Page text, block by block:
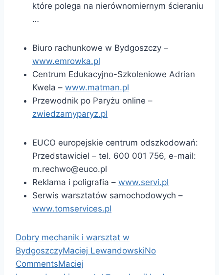
które polega na nierównomiernym ścieraniu
…
Biuro rachunkowe w Bydgoszczy –
www.emrowka.pl
Centrum Edukacyjno-Szkoleniowe Adrian
Kwela – www.matman.pl
Przewodnik po Paryżu online –
zwiedzamyparyz.pl
EUCO europejskie centrum odszkodowań:
Przedstawiciel – tel. 600 001 756, e-mail:
m.rechwo@euco.pl
Reklama i poligrafia – www.servi.pl
Serwis warsztatów samochodowych –
www.tomservices.pl
Dobry mechanik i warsztat w
BydgoszczyMaciej LewandowskiNo
CommentsMaciej